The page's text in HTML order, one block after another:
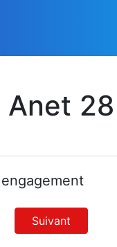
Anet 28
Suivant